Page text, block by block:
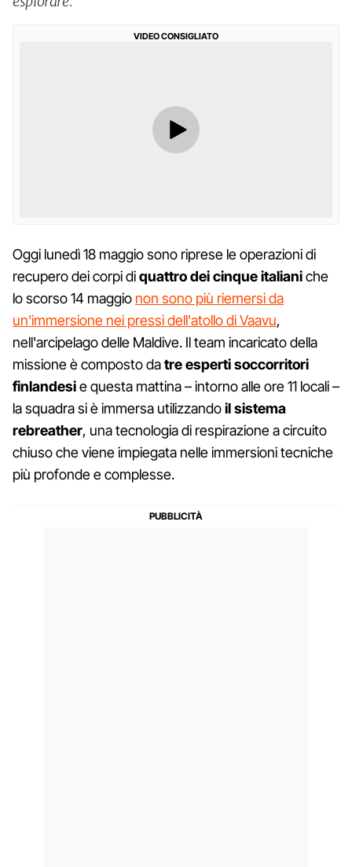
VIDEO CONSIGLIATO
Oggi lunedì 18 maggio sono riprese le operazioni di
recupero dei corpi diquattro dei cinque italianiche
lo scorso 14 maggio non sono più riemersi da
un'immersione nei pressi dell'atollo di Vaavu,
nell'arcipelago delle Maldive. Il team incaricato della
missione è composto datre esperti soccorritori
finlandesie questa mattina – intorno alle ore 11 locali –
la squadra si è immersa utilizzandoil sistema
rebreather, una tecnologia di respirazione a circuito
chiuso che viene impiegata nelle immersioni tecniche
più profonde e complesse.